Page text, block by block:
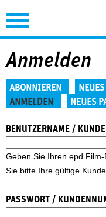
Anmelden
Haupt-Reiter
ABONNIEREN
ANMELDEN
NEUES
BENUTZERNAME /
Geben Sie Ihren epd
Sie bitte Ihre gültige
PASSWORT /